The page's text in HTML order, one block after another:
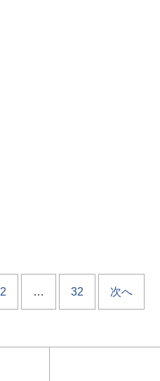
2 … 32 次へ